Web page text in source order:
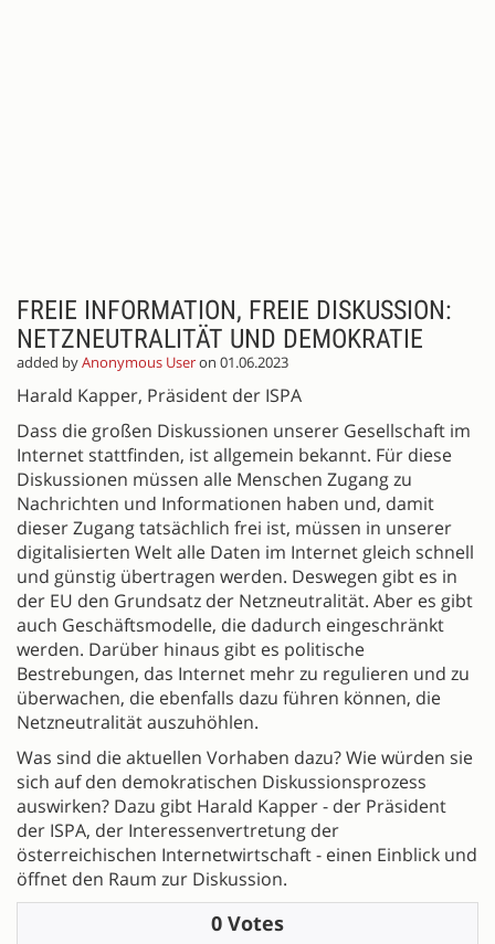
FREIE INFORMATION, FREIE DISKUSSION:
NETZNEUTRALITÄT UND DEMOKRATIE
added byAnonymous Useron 01.06.2023
Harald Kapper, Präsident der ISPA
Dass die großen Diskussionen unserer Gesellschaft im
Internet stattfinden, ist allgemein bekannt. Für diese
Diskussionen müssen alle Menschen Zugang zu
Nachrichten und Informationen haben und, damit
dieser Zugang tatsächlich frei ist, müssen in unserer
digitalisierten Welt alle Daten im Internet gleich schnell
und günstig übertragen werden. Deswegen gibt es in
der EU den Grundsatz der Netzneutralität. Aber es gibt
auch Geschäftsmodelle, die dadurch eingeschränkt
werden. Darüber hinaus gibt es politische
Bestrebungen, das Internet mehr zu regulieren und zu
überwachen, die ebenfalls dazu führen können, die
Netzneutralität auszuhöhlen.
Was sind die aktuellen Vorhaben dazu? Wie würden sie
sich auf den demokratischen Diskussionsprozess
auswirken? Dazu gibt Harald Kapper - der Präsident
der ISPA, der Interessenvertretung der
österreichischen Internetwirtschaft - einen Einblick und
öffnet den Raum zur Diskussion.
0 Votes